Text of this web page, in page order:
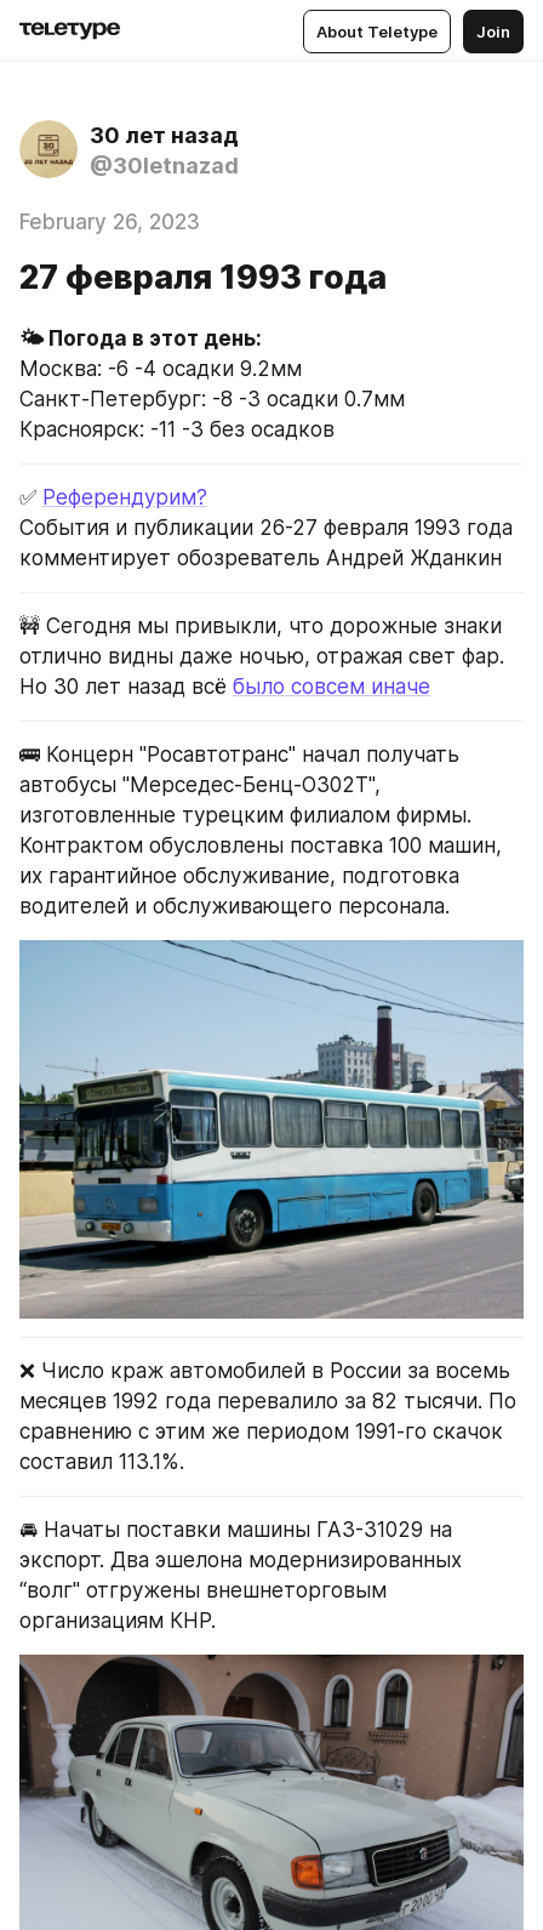
About Teletype Join
30 лет назад
@30letnazad
February 26, 2023
27 февраля 1993 года
Москва: -6 -4 осадки 9.2мм
Санкт-Петербург: -8 -3 осадки 0.7мм
Красноярск: -11 -3 без осадков
✅ Референдурим?
События и публикации 26-27 февраля 1993 года
комментирует обозреватель Андрей Жданкин
🚧 Сегодня мы привыкли, что дорожные знаки
отлично видны даже ночью, отражая свет фар.
Но 30 лет назад всё было совсем иначе
🚌 Концерн "Росавтотранс" начал получать
автобусы "Мерседес-Бенц-ОЗ02Т",
изготовленные турецким филиалом фирмы.
Контрактом обусловлены поставка 100 машин,
их гарантийное обслуживание, подготовка
водителей и обслуживающего персонала.
❌ Число краж автомобилей в России за восемь
месяцев 1992 года перевалило за 82 тысячи. По
сравнению с этим же периодом 1991-го скачок
составил 113.1%.
🚘 Начаты поставки машины ГАЗ-31029 на
экспорт. Два эшелона модернизированных
“волг" отгружены внешнеторговым
организациям КНР.